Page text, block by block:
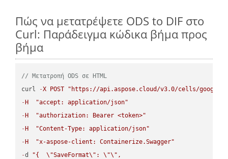
Πώς να μετατρέψετε ODS to DIF στο
Curl: Παράδειγμα κώδικα βήμα προς
βήμα
// Μετατροπή ODS σε HTML
curl
-X POST
"https://api.aspose.cloud/v3.0/cells/
- H
"accept: application/json"
- H
"authorization: Bearer <token>"
- H
"Content-Type: application/json"
- H
"x-aspose-client: Containerize.Swagger"
-d "{ \"SaveFormat\" : \"\" ,